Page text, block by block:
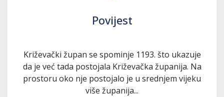
Povijest
Križevački župan se spominje 1193. što ukazuje
da je već tada postojala Križevačka županija. Na
prostoru oko nje postojalo je u srednjem vijeku
više županija...